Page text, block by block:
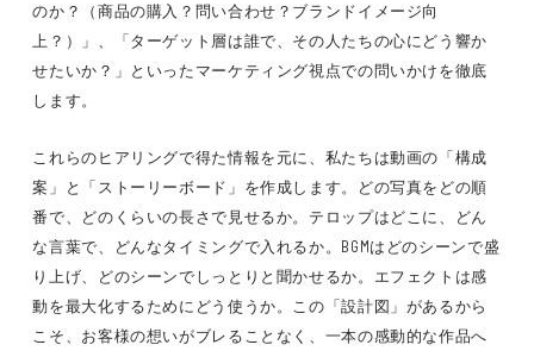
のか？（商品の購入？問い合わせ？ブランドイメージ向
上？）」、「ターゲット層は誰で、その人たちの心にどう響か
せたいか？」といったマーケティング視点での問いかけを徹底
します。
これらのヒアリングで得た情報を元に、私たちは動画の「構成
案」と「ストーリーボード」を作成します。どの写真をどの順
番で、どのくらいの長さで見せるか。テロップはどこに、どん
な言葉で、どんなタイミングで入れるか。BGMはどのシーンで盛
り上げ、どのシーンでしっとりと聞かせるか。エフェクトは感
動を最大化するためにどう使うか。この「設計図」があるから
こそ、お客様の想いがブレることなく、一本の感動的な作品へ